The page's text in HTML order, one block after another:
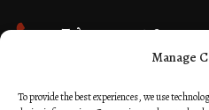
Manage
To provide the best experiences, we use
Τηλ. 27310 26580 και